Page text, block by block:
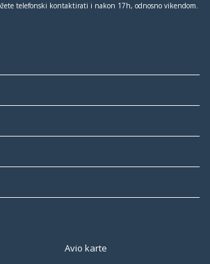
telefonski kontaktirati i nakon 17h, odnosno vikendom.
Avio karte